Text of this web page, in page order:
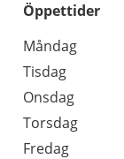
Öppettider
Dag
Öppettider
Kommentarer
Måndag
Tisdag
Onsdag
Torsdag
Fredag